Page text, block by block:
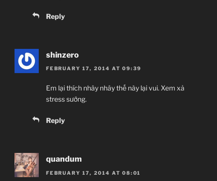
Reply
shinzero
FEBRUARY 17, 2014 AT 09:39
Em lại thích nhây nhây thế này lại vui. Xem xả
stress sướng.
Reply
quandum
FEBRUARY 17, 2014 AT 08:01